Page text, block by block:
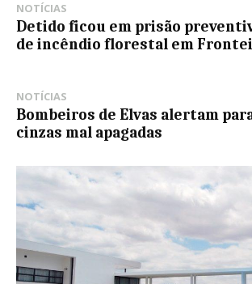
NOTÍCIAS
Detido ficou em prisão
de incêndio florestal em
NOTÍCIAS
Bombeiros de Elvas alertam
cinzas mal apagadas